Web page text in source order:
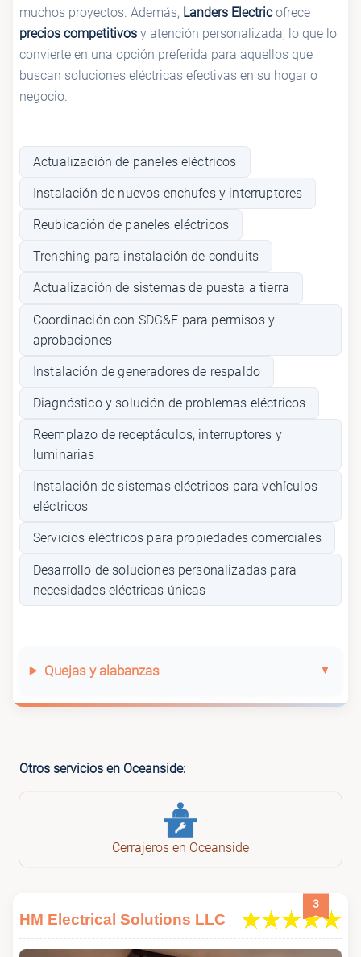
muchos proyectos. Además, Landers Electricofrece
precios competitivos y atención personalizada, lo que lo
convierte en una opción preferida para aquellos que
buscan soluciones eléctricas efectivas en su hogar o
negocio.
Actualización de paneles eléctricos
Instalación de nuevos enchufes y interruptores
Reubicación de paneles eléctricos
Trenching para instalación de conduits
Actualización de sistemas de puesta a tierra
Coordinación con SDG&E para permisos y
aprobaciones
Instalación de generadores de respaldo
Diagnóstico y solución de problemas eléctricos
Reemplazo de receptáculos, interruptores y
luminarias
Instalación de sistemas eléctricos para vehículos
eléctricos
Servicios eléctricos para propiedades comerciales
Desarrollo de soluciones personalizadas para
necesidades eléctricas únicas
Quejas y alabanzas
Otros servicios en Oceanside:
Cerrajeros en Oceanside
3
HM Electrical Solutions LLC